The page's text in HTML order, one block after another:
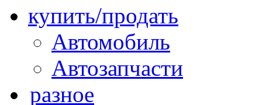
купить/продать
Автомобиль
Автозапчасти
разное